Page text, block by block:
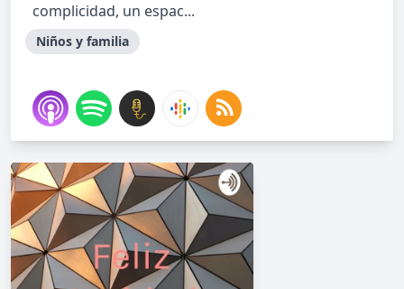
complicidad, un espac...
Niños y familia